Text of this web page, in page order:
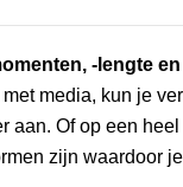
-lengte
media, kun je
aan. Of op een
zijn waardoor